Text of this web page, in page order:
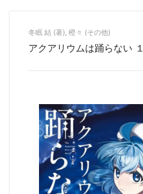
冬眠 結 (著), 橙々 (その他)
アクアリウムは踊らない １